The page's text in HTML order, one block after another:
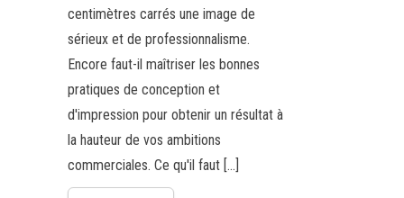
centimètres carrés une image de
sérieux et de professionnalisme.
Encore faut-il maîtriser les bonnes
pratiques de conception et
d'impression pour obtenir un résultat à
la hauteur de vos ambitions
commerciales. Ce qu'il faut […]